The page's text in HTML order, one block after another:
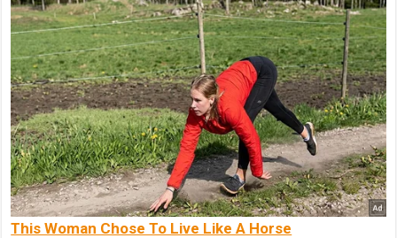
This Woman Chose To Live Like A Horse